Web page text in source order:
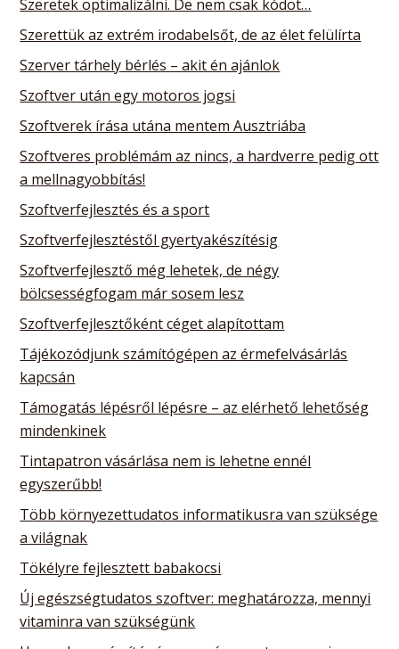
Szeretek optimalizálni. De nem csak kódot…
Szerettük az extrém irodabelsőt, de az élet felülírta
Szerver tárhely bérlés – akit én ajánlok
Szoftver után egy motoros jogsi
Szoftverek írása utána mentem Ausztriába
Szoftveres problémám az nincs, a hardverre pedig ott
a mellnagyobbítás!
Szoftverfejlesztés és a sport
Szoftverfejlesztéstől gyertyakészítésig
Szoftverfejlesztő még lehetek, de négy
bölcsességfogam már sosem lesz
Szoftverfejlesztőként céget alapítottam
Tájékozódjunk számítógépen az érmefelvásárlás
kapcsán
Támogatás lépésről lépésre – az elérhető lehetőség
mindenkinek
Tintapatron vásárlása nem is lehetne ennél
egyszerűbb!
Több környezettudatos informatikusra van szüksége
a világnak
Tökélyre fejlesztett babakocsi
Új egészségtudatos szoftver: meghatározza, mennyi
vitaminra van szükségünk